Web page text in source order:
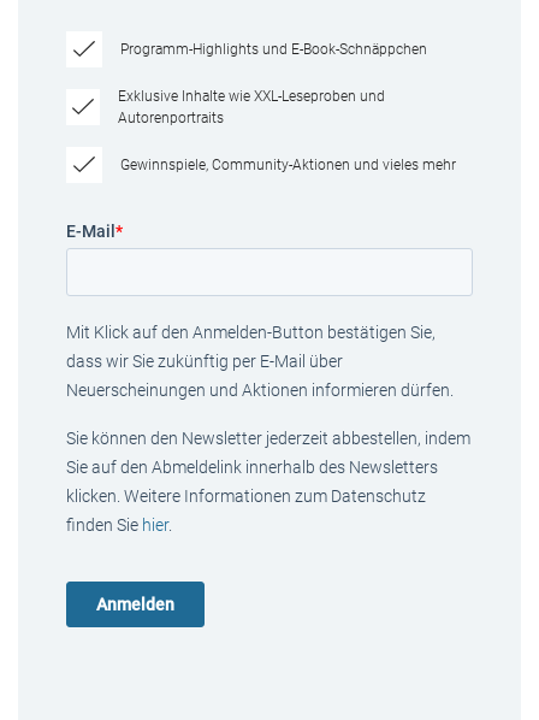
Programm-Highlights und E-Book-Schnäppchen
Exklusive Inhalte wie XXL-Leseproben und
Autorenportraits
Gewinnspiele, Community-Aktionen und vieles mehr
E-Mail *
Mit Klick auf den Anmelden-Button bestätigen Sie,
dass wir Sie zukünftig per E-Mail über
Neuerscheinungen und Aktionen informieren dürfen.
Sie können den Newsletter jederzeit abbestellen, indem
Sie auf den Abmeldelink innerhalb des Newsletters
klicken. Weitere Informationen zum Datenschutz
finden Sie hier.